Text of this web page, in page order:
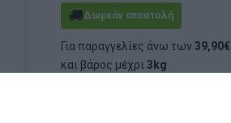
🚚Δωρεάν αποστολή
Για παραγγελίες άνω των39,90€
και βάρος μέχρι3kg